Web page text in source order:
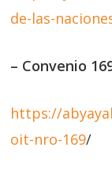
de-las-
– Convenio
https://
oit-nro-169/